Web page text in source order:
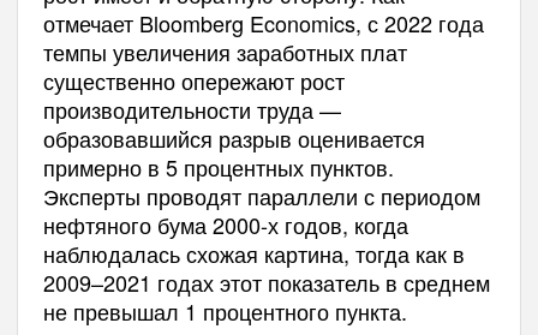
отмечает Bloomberg Economics, с 2022 года
темпы увеличения заработных плат
существенно опережают рост
производительности труда —
образовавшийся разрыв оценивается
примерно в 5 процентных пунктов.
Эксперты проводят параллели с периодом
нефтяного бума 2000-х годов, когда
наблюдалась схожая картина, тогда как в
2009–2021 годах этот показатель в среднем
не превышал 1 процентного пункта.